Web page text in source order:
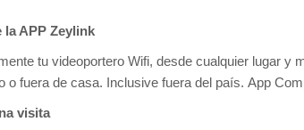
la APP Zeylink
tu videoportero Wifi, desde cualquier lugar y
o fuera de casa. Inclusive fuera del país. App
visita